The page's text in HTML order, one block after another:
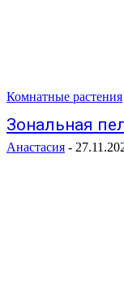
Комнатные растения
Зональная
Анастасия -